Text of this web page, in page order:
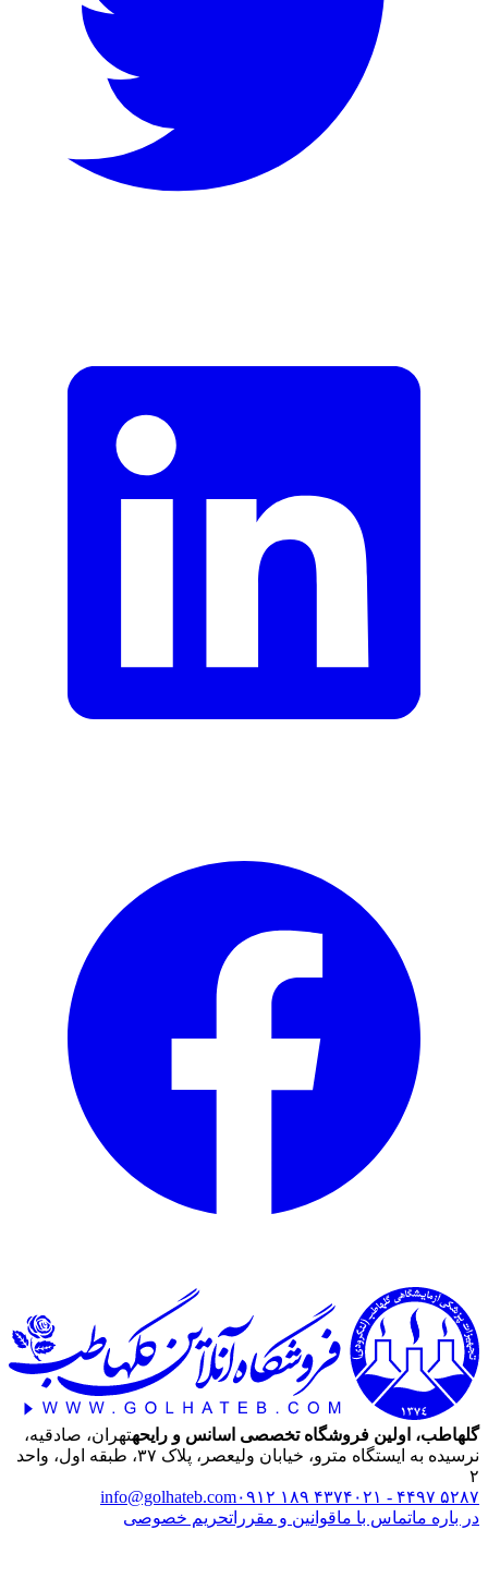
گلهاطب، اولین فروشگاه تخصصی اسانس و رایحهتهران، صادقیه،
نرسیده به ایستگاه مترو، خیابان ولیعصر، پلاک ۳۷، طبقه اول، واحد
۲
۰۲۱ - ۴۴۹۷ ۵۲۸۷ ۰۹۱۲ ۱۸۹ ۴۳۷۴info@golhateb.com
در باره ماتماس با ماقوانین و مقرراتحریم خصوصی